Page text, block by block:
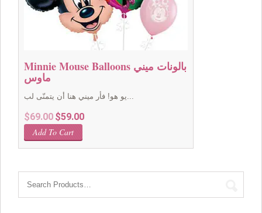
Minnie Mouse Balloons بالونات ميني
ماوس
يو هو! فأر ميني هنا أن يتمنّى لب...
$69.00 Original
price
was:
$59.00Current
Add To Cart